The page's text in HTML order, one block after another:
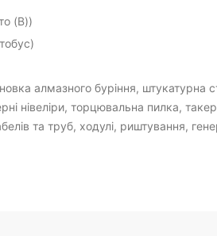
(B))
алмазного буріння, штукатурна
нівеліри, торцювальна пилка,
та труб, ходулі, риштування,